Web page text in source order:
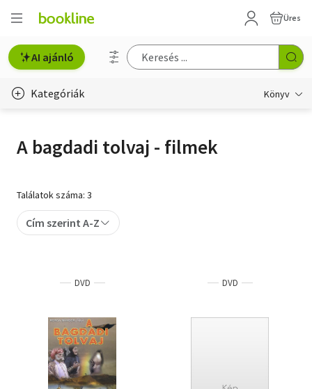
Üres
AI ajánló
Kategóriák Könyv
Erotika
Hobbi, szabadidő
Szótár, nyelvkönyv
Tankönyv, segédkönyv
A bagdadi tolvaj - filmek
Találatok száma: 3
Cím szerint A-Z
DVD DVD